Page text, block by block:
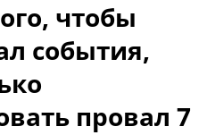
чтобы
события,
провал 7